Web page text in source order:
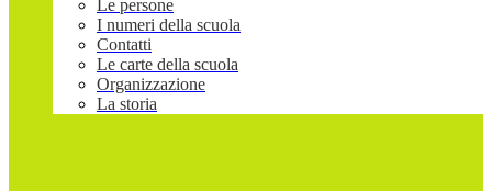
Le persone
I numeri della scuola
Contatti
Le carte della scuola
Organizzazione
La storia